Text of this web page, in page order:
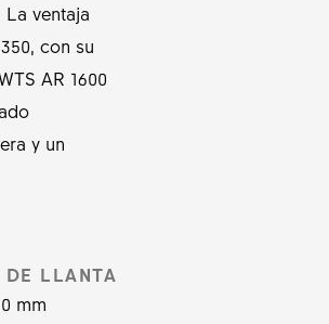
ventaja
con su
AR 1600
y un
LLANTA
mm